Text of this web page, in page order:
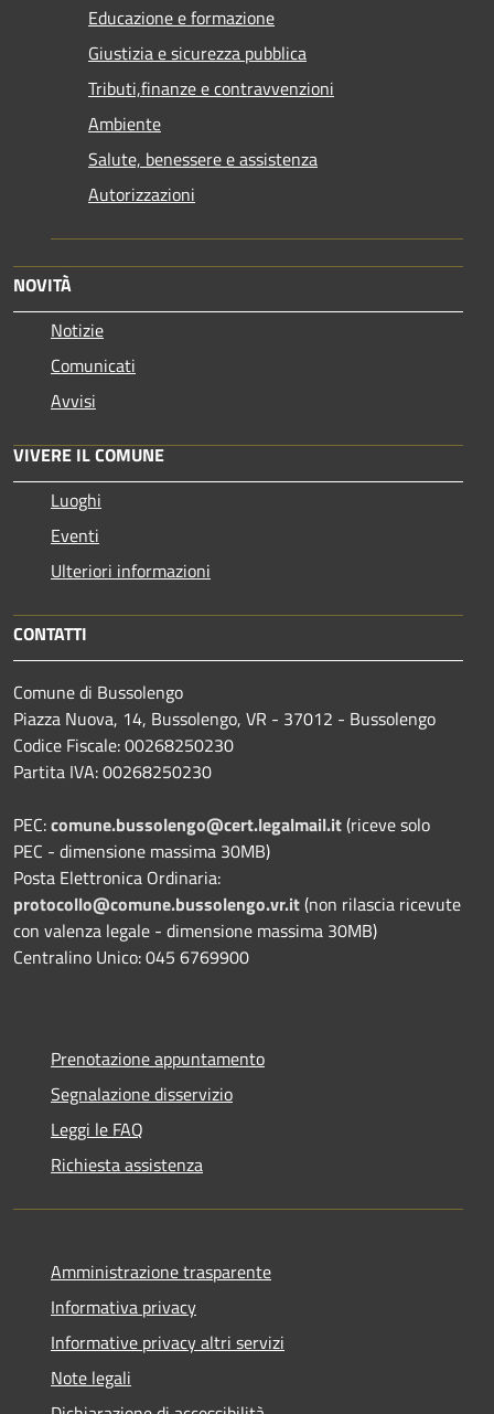
Educazione e formazione
Giustizia e sicurezza pubblica
Tributi,finanze e contravvenzioni
Ambiente
Salute, benessere e assistenza
Autorizzazioni
NOVITÀ
Notizie
Comunicati
Avvisi
VIVERE IL COMUNE
Luoghi
Eventi
Ulteriori informazioni
CONTATTI
Comune di Bussolengo
Piazza Nuova, 14, Bussolengo, VR - 37012 - Bussolengo
Codice Fiscale: 00268250230
Partita IVA: 00268250230
PEC:comune.bussolengo@cert.legalmail.it(riceve solo
PEC - dimensione massima 30MB)
Posta Elettronica Ordinaria:
protocollo@comune.bussolengo.vr.it(non rilascia ricevute
con valenza legale - dimensione massima 30MB)
Centralino Unico: 045 6769900
Prenotazione appuntamento
Segnalazione disservizio
Leggi le FAQ
Richiesta assistenza
Amministrazione trasparente
Informativa privacy
Informative privacy altri servizi
Note legali